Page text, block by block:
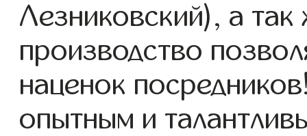
Лезниковский), а
производство
наценок
опытным и